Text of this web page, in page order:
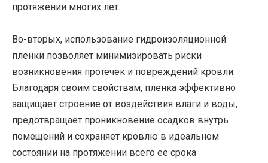
протяжении многих лет.
Во-вторых, использование гидроизоляционной
пленки позволяет минимизировать риски
возникновения протечек и повреждений кровли.
Благодаря своим свойствам, пленка эффективно
защищает строение от воздействия влаги и воды,
предотвращает проникновение осадков внутрь
помещений и сохраняет кровлю в идеальном
состоянии на протяжении всего ее срока